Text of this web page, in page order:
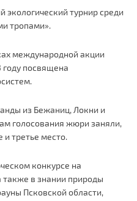
турнир среди
тропами».
международной акции
посвящена
из Бежаниц, Локни и
голосования жюри заняли,
и третье место.
конкурсе на
также в знании природы
Псковской области,